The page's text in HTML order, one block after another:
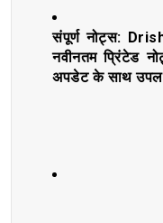
संपूर्ण नोट्स:
नवीनतम प्रिंटेड
अपडेट के साथ